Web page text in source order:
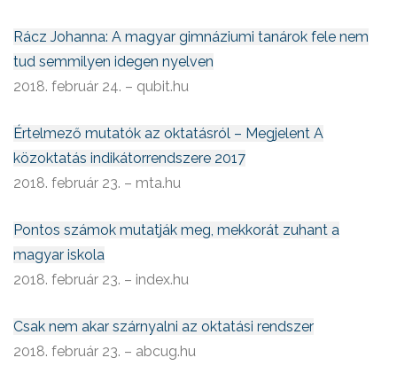
Rácz Johanna: A magyar gimnáziumi tanárok fele nem
tud semmilyen idegen nyelven
2018. február 24. – qubit.hu
Értelmező mutatók az oktatásról – Megjelent A
közoktatás indikátorrendszere 2017
2018. február 23. – mta.hu
Pontos számok mutatják meg, mekkorát zuhant a
magyar iskola
2018. február 23. – index.hu
Csak nem akar szárnyalni az oktatási rendszer
2018. február 23. – abcug.hu